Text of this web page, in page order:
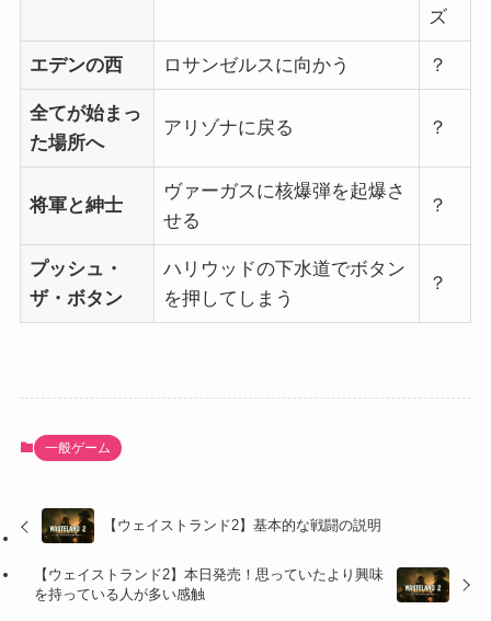
ズ
エデンの西 ロサンゼルスに向かう ？
全てが始まっ
た場所へ
アリゾナに戻る ？
将軍と紳士
ヴァーガスに核爆弾を起爆さ
せる
？
プッシュ・
ザ・ボタン
ハリウッドの下水道でボタン
を押してしまう
？
一般ゲーム
【ウェイストランド2】基本的な戦闘の説明
【ウェイストランド2】本日発売！思っていたより興味
を持っている人が多い感触